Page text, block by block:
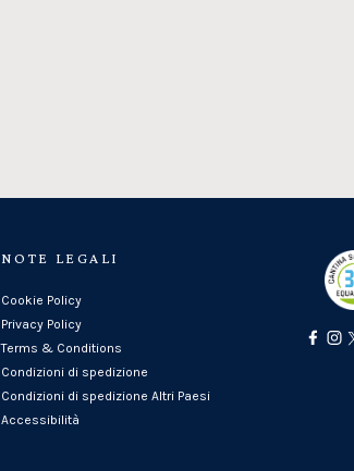
NOTE LEGALI
Cookie Policy
Privacy Policy
Terms & Conditions
Condizioni di spedizione
Condizioni di spedizione Altri Paesi
Accessibilità